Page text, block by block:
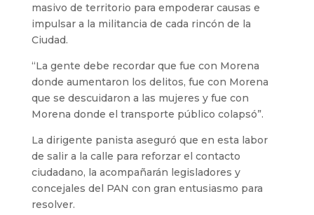
masivo de territorio para empoderar causas e
impulsar a la militancia de cada rincón de la
Ciudad.
“La gente debe recordar que fue con Morena
donde aumentaron los delitos, fue con Morena
que se descuidaron a las mujeres y fue con
Morena donde el transporte público colapsó”.
La dirigente panista aseguró que en esta labor
de salir a la calle para reforzar el contacto
ciudadano, la acompañarán legisladores y
concejales del PAN con gran entusiasmo para
resolver.